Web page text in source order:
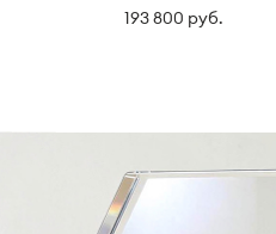
193 800 руб.